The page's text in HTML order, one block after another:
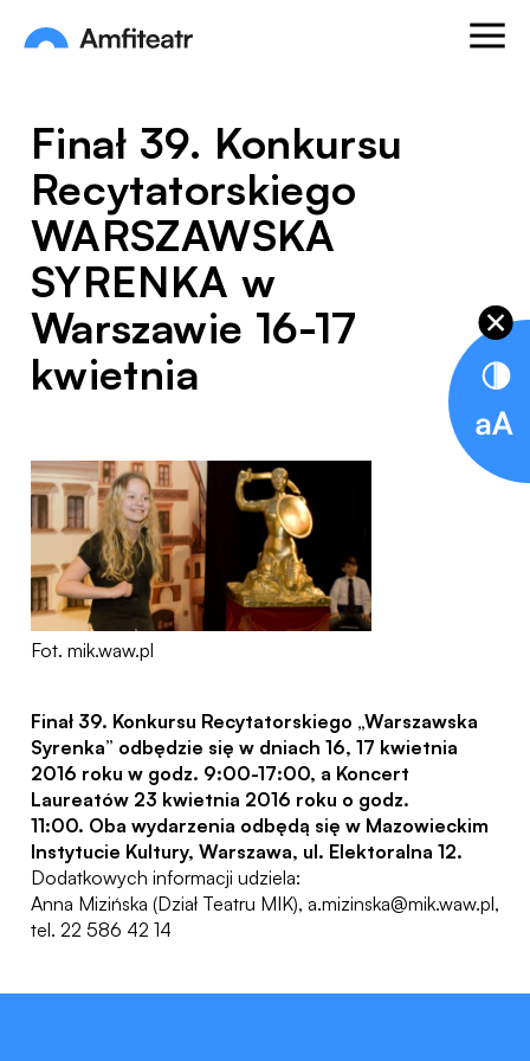
Amfiteatr. Miejski Ośrodek Kultury
Otwórz
Finał 39. Konkursu
Recytatorskiego
WARSZAWSKA
SYRENKA w
Warszawie 16-17
kwietnia
Fot. mik.waw.pl
Finał 39. Konkursu Recytatorskiego „Warszawska
Syrenka” odbędzie się w dniach 16, 17 kwietnia
2016 roku w godz. 9:00-17:00, a Koncert
Laureatów 23 kwietnia 2016 roku o godz.
11:00. Oba wydarzenia odbędą się w Mazowieckim
Instytucie Kultury, Warszawa, ul. Elektoralna 12.
Dodatkowych informacji udziela:
Anna Mizińska (Dział Teatru MIK), a.mizinska@mik.waw.pl,
tel. 22 586 42 14